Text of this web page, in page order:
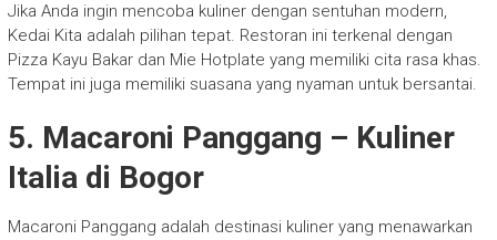
Jika Anda ingin mencoba kuliner dengan sentuhan modern,
Kedai Kita adalah pilihan tepat. Restoran ini terkenal dengan
Pizza Kayu Bakar dan Mie Hotplate yang memiliki cita rasa khas.
Tempat ini juga memiliki suasana yang nyaman untuk bersantai.
5. Macaroni Panggang – Kuliner
Italia di Bogor
Macaroni Panggang adalah destinasi kuliner yang menawarkan